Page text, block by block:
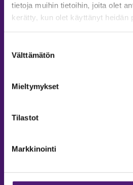
tietoja muihin tietoihin, joita olet
kerätty, kun olet käyttänyt heidän
valinta
Välttämätön
Mieltymykset
Tilastot
Markkinointi
Tiedustelut &